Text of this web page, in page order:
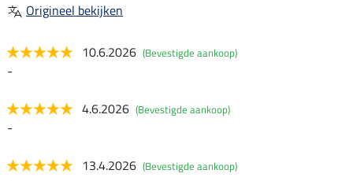
Origineel bekijken
10.6.2026 (Bevestigde aankoop)
-
4.6.2026 (Bevestigde aankoop)
-
13.4.2026 (Bevestigde aankoop)